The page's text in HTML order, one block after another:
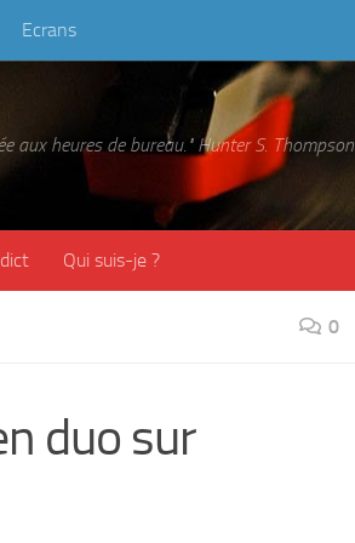
Ecrans
aux heures de bureau." Hunter S. Thompson
Qui suis-je ?
0
duo sur